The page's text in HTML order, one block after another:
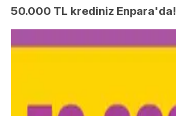
50.000 TL krediniz Enpara'da!